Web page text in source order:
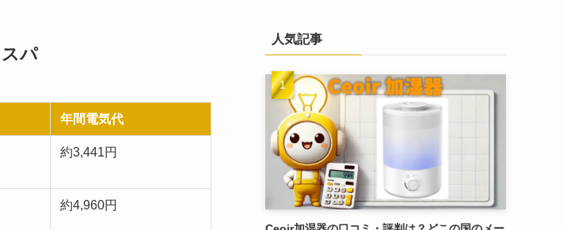
パ
年間電気代
約3,441円
約4,960円
人気記事